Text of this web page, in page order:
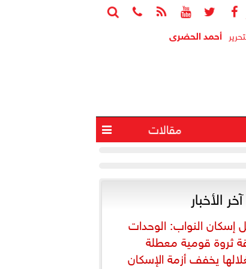





 في انفجار جنوب لبنان
أحمد الحضرى
مقالات 
آخر الأخبار